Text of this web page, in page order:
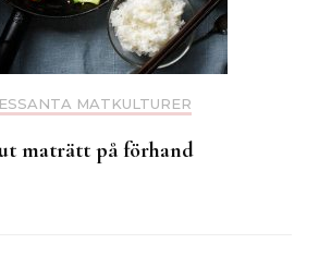
MATKULTURER
maträtt på förhand